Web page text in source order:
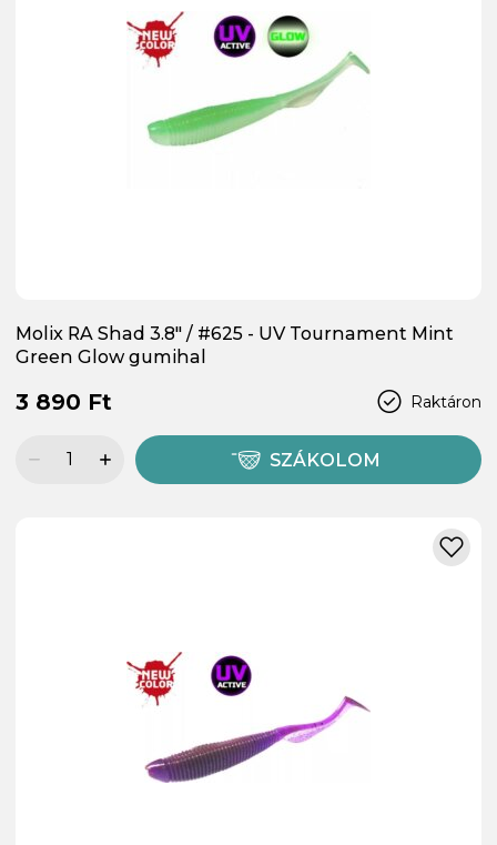
Molix RA Shad 3.8" / #625 - UV Tournament Mint
Green Glow gumihal
Raktáron
3 890 Ft
SZÁKOLOM